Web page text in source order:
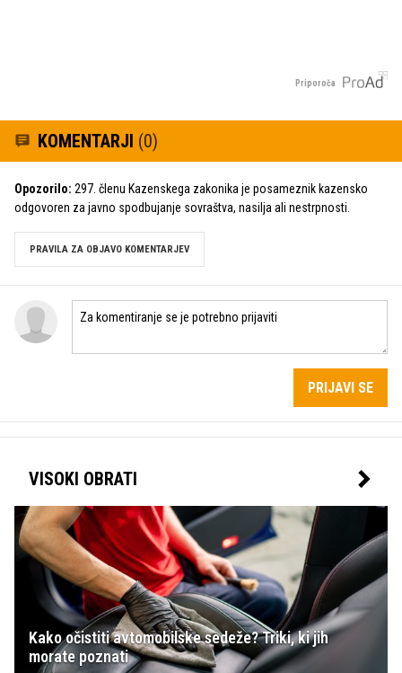
Priporoča
KOMENTARJI (0)
Opozorilo: 297. členu Kazenskega zakonika je posameznik kazensko
odgovoren za javno spodbujanje sovraštva, nasilja ali nestrpnosti.
PRAVILA ZA OBJAVO KOMENTARJEV
PRIJAVI SE
VISOKI OBRATI
Kako očistiti avtomobilske sedeže? Triki, ki jih
morate poznati